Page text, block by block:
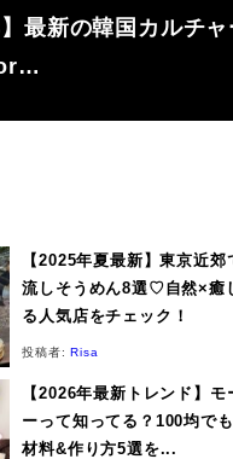
最新の韓国カルチャ
【2025年夏最新】東京近郊
流しそうめん8選♡自然×癒
る人気店をチェック！
投稿者:Risa
【2026年最新トレンド】モ
ーって知ってる？100均で
材料&作り方5選を...